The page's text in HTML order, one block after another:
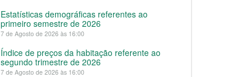
Estatísticas demográficas referentes ao
primeiro semestre de 2026
7 de Agosto de 2026 às 16:00
Índice de preços da habitação referente ao
segundo trimestre de 2026
7 de Agosto de 2026 às 16:00